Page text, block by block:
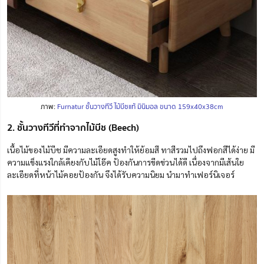
ภาพ: Furnatur ชั้นวางทีวี ไม้บีชแท้ มินิมอล ขนาด 159x40x38cm
2. ชั้นวางทีวีที่ทำจากไม้บีช (Beech)
เนื้อไม้ของไม้บีช มีความละเอียดสูงทำให้ย้อมสี ทาสีรวมไปถึงฟอกสีได้ง่าย มี
ความแข็งแรงใกล้เคียงกับไม้โอ๊ค ป้องกันการขีดข่วนได้ดี เนื่องจากมีเส้นใย
ละเอียดที่หน้าไม้คอยป้องกัน จึงได้รับความนิยม นำมาทำเฟอร์นิเจอร์